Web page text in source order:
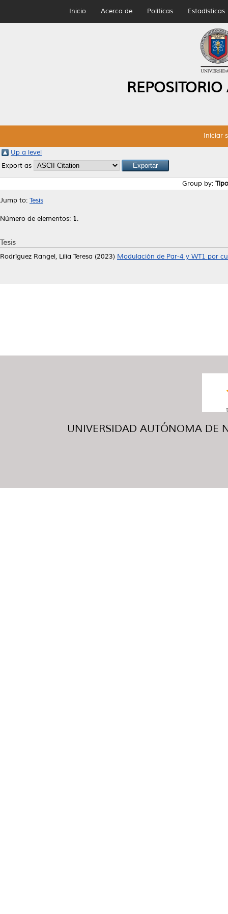
Inicio Acerca de Políticas Estadísticas
Iniciar
Up a level
Export as
Group by:
Jump to: Tesis
Número de elementos: 1.
Tesis
Rodríguez Rangel, Lilia Teresa (2023) Modulación de Par-4 y WT1 por
UNIVERSIDAD AUTÓNOMA DE